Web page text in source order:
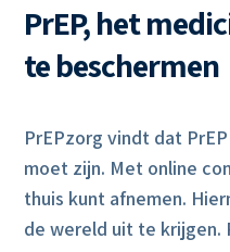
PrEP, het
te beschermen
PrEPzorg vindt dat
moet zijn. Met online
thuis kunt afnemen.
de wereld uit te krijgen.